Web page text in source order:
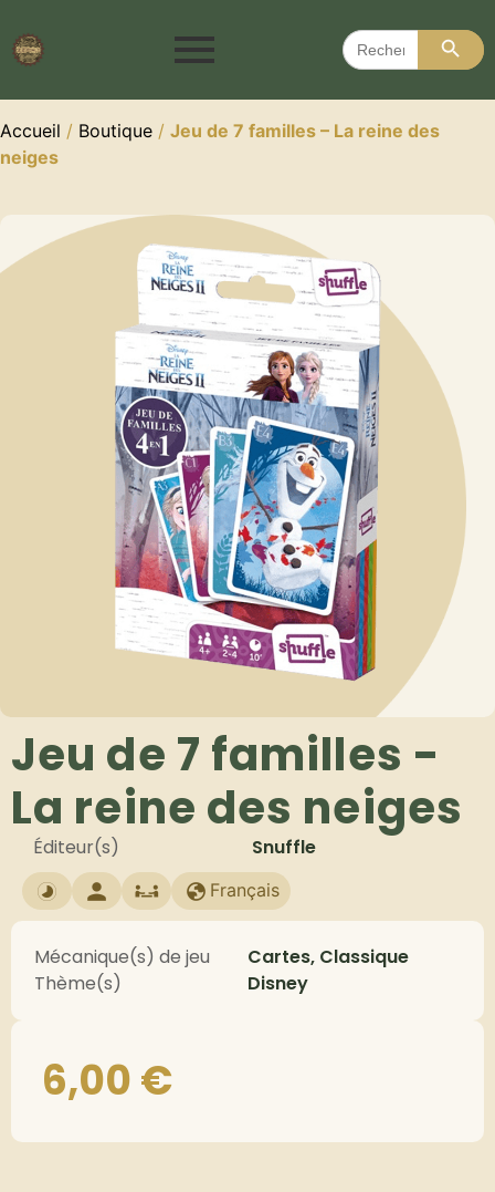
Search
for:
Search
Accueil / Boutique / Jeu de 7 familles – La reine des
neiges
Jeu de 7 familles -
La reine des neiges
Éditeur(s) Snuffle
Français
Mécanique(s) de jeu
Cartes, Classique
Thème(s)
Disney
6,00€